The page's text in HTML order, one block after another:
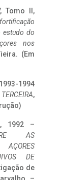
Tomo II,
estudo do
nos
(Em
1994
,
1992 –
AS
DE
de